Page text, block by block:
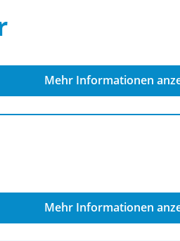
Mehr Informationen
Mehr Informationen